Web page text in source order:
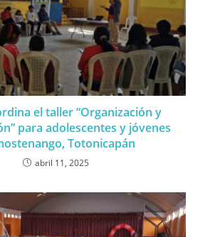
el taller “Organización y
para adolescentes y jóvenes
Totonicapán
abril 11, 2025